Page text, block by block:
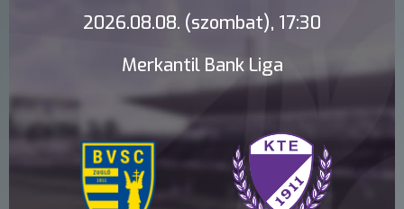
2026.08.08. (szombat), 17:30
Merkantil Bank Liga